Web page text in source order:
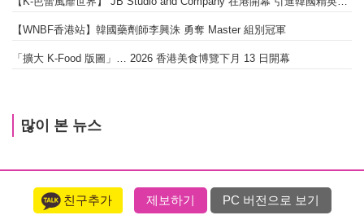
【WNBF香港站】韓國藥劑師李興洙 勇奪 Master 組別冠軍
「擴大 K-Food 版圖」… 2026 香港美食博覽下月 13 日開幕
많이 본 뉴스
친구추가 제보하기 PC 버전으로 보기